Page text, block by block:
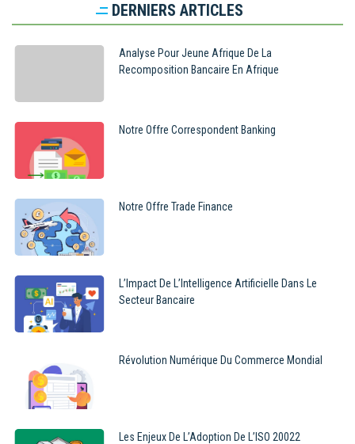
DERNIERS ARTICLES
Analyse Pour Jeune Afrique De La
Recomposition Bancaire En Afrique
Notre Offre Correspondent Banking
Notre Offre Trade Finance
L’Impact De L’Intelligence Artificielle Dans Le
Secteur Bancaire
Révolution Numérique Du Commerce Mondial
Les Enjeux De L’Adoption De L’ISO 20022